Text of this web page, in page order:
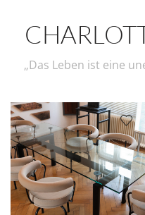
„Das Leben ist eine